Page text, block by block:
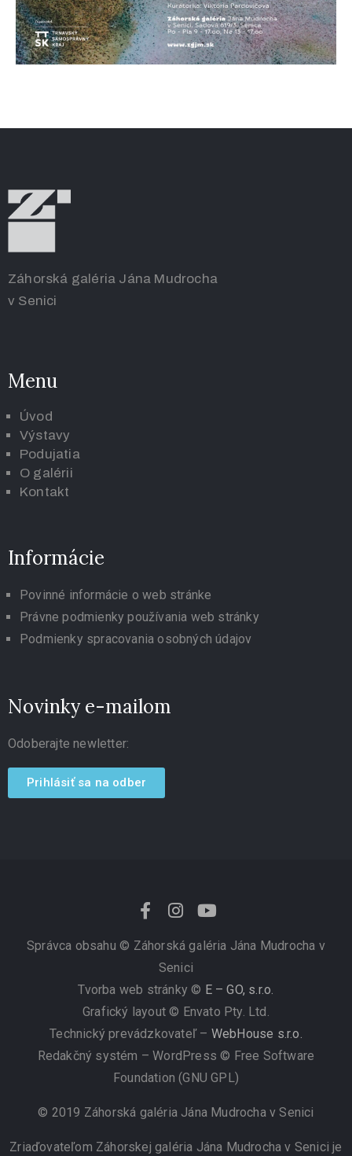
Záhorská galéria Jána Mudrocha
v Senici
Menu
Úvod
Výstavy
Podujatia
O galérii
Kontakt
Informácie
Povinné informácie o web stránke
Právne podmienky používania web stránky
Podmienky spracovania osobných údajov
Novinky e-mailom
Odoberajte newletter:
Prihlásiť sa na odber
Správca obsahu © Záhorská galéria Jána Mudrocha v
Senici
Tvorba web stránky © E – GO, s.r.o.
Grafický layout © Envato Pty. Ltd.
Technický prevádzkovateľ – WebHouse s.r.o.
Redakčný systém – WordPress © Free Software
Foundation (GNU GPL)
© 2019 Záhorská galéria Jána Mudrocha v Senici
Zriaďovateľom Záhorskej galéria Jána Mudrocha v Senici je